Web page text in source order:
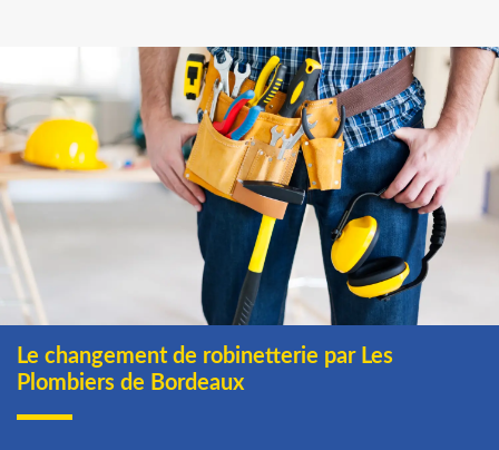
Le changement de robinetterie par Les
Plombiers de Bordeaux